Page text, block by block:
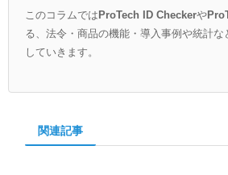
このコラムでは ProTech ID Checkerや
る、法令・商品の機能・導入事例や統計
していきます。
関連記事